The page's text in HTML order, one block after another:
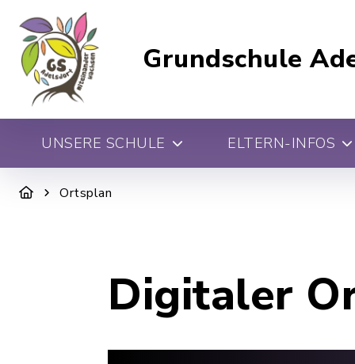
Grundschule
UNSERE SCHULE ELTERN-INFOS
Ortsplan
Digitaler